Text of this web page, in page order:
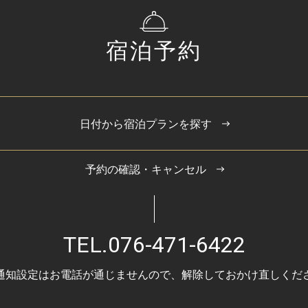
宿泊予約
日付から宿泊プランを探す
予約の確認・キャンセル
TEL.076-471-6422
設定はお電話が通じませんので、 解除しておかけ直しくだ